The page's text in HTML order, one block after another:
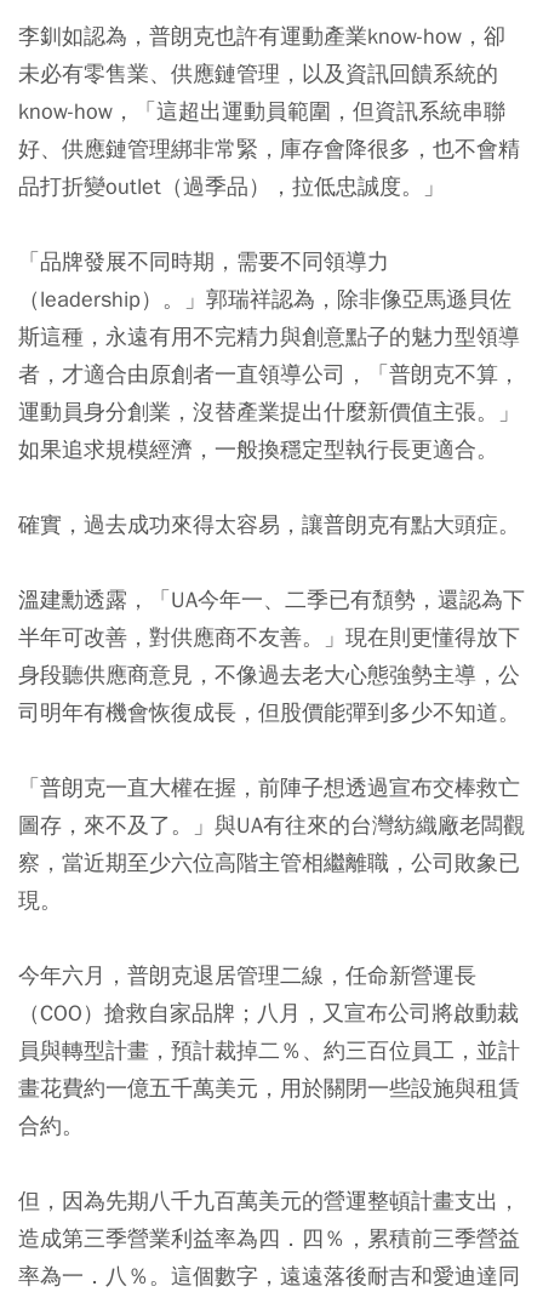
李釧如認為，普朗克也許有運動產業know-how，卻
未必有零售業、供應鏈管理，以及資訊回饋系統的
know-how，「這超出運動員範圍，但資訊系統串聯
好、供應鏈管理綁非常緊，庫存會降很多，也不會精
品打折變outlet（過季品），拉低忠誠度。」
「品牌發展不同時期，需要不同領導力
（leadership）。」郭瑞祥認為，除非像亞馬遜貝佐
斯這種，永遠有用不完精力與創意點子的魅力型領導
者，才適合由原創者一直領導公司，「普朗克不算，
運動員身分創業，沒替產業提出什麼新價值主張。」
如果追求規模經濟，一般換穩定型執行長更適合。
確實，過去成功來得太容易，讓普朗克有點大頭症。
溫建勳透露，「UA今年一、二季已有頹勢，還認為下
半年可改善，對供應商不友善。」現在則更懂得放下
身段聽供應商意見，不像過去老大心態強勢主導，公
司明年有機會恢復成長，但股價能彈到多少不知道。
「普朗克一直大權在握，前陣子想透過宣布交棒救亡
圖存，來不及了。」與UA有往來的台灣紡織廠老闆觀
察，當近期至少六位高階主管相繼離職，公司敗象已
現。
今年六月，普朗克退居管理二線，任命新營運長
（COO）搶救自家品牌；八月，又宣布公司將啟動裁
員與轉型計畫，預計裁掉二％、約三百位員工，並計
畫花費約一億五千萬美元，用於關閉一些設施與租賃
合約。
但，因為先期八千九百萬美元的營運整頓計畫支出，
造成第三季營業利益率為四．四％，累積前三季營益
率為一．八％。這個數字，遠遠落後耐吉和愛迪達同